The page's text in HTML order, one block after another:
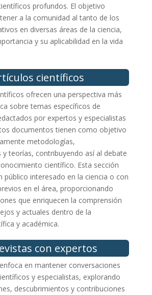
profundos. El objetivo
a la comunidad al tanto de los
en diversas áreas de la ciencia,
y su aplicabilidad en la vida
científicos
ofrecen una perspectiva más
sobre temas específicos de
por expertos y especialistas
documentos tienen como objetivo
metodologías,
y teorías, contribuyendo así al debate
científico. Esta sección
público interesado en la ciencia o con
en el área, proporcionando
que enriquecen la comprensión
y actuales dentro de la
y académica.
con expertos
en mantener conversaciones
y especialistas, explorando
descubrimientos y contribuciones